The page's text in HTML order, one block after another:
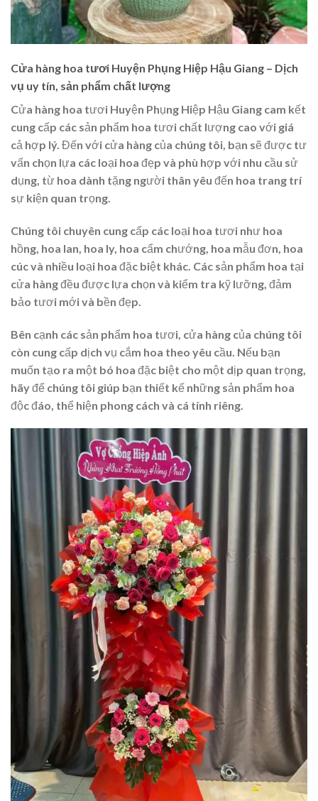
Cửa hàng hoa tươi Huyện Phụng Hiệp Hậu Giang – Dịch
vụ uy tín, sản phẩm chất lượng
Cửa hàng hoa tươi Huyện Phụng Hiệp Hậu Giang cam kết
cung cấp các sản phẩm hoa tươi chất lượng cao với giá
cả hợp lý. Đến với cửa hàng của chúng tôi, bạn sẽ được tư
vấn chọn lựa các loại hoa đẹp và phù hợp với nhu cầu sử
dụng, từ hoa dành tặng người thân yêu đến hoa trang trí
sự kiện quan trọng.
Chúng tôi chuyên cung cấp các loại hoa tươi như hoa
hồng, hoa lan, hoa ly, hoa cẩm chướng, hoa mẫu đơn, hoa
cúc và nhiều loại hoa đặc biệt khác. Các sản phẩm hoa tại
cửa hàng đều được lựa chọn và kiểm tra kỹ lưỡng, đảm
bảo tươi mới và bền đẹp.
Bên cạnh các sản phẩm hoa tươi, cửa hàng của chúng tôi
còn cung cấp dịch vụ cắm hoa theo yêu cầu. Nếu bạn
muốn tạo ra một bó hoa đặc biệt cho một dịp quan trọng,
hãy để chúng tôi giúp bạn thiết kế những sản phẩm hoa
độc đáo, thể hiện phong cách và cá tính riêng.